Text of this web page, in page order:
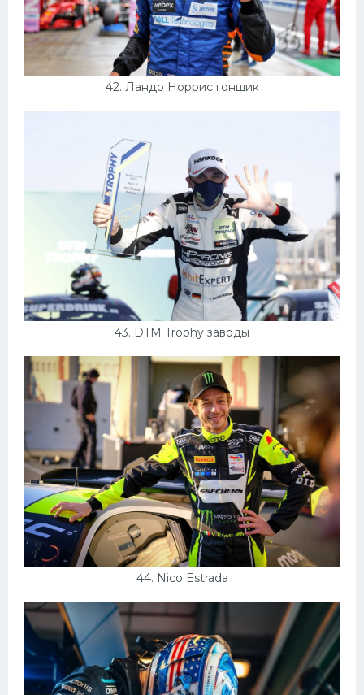
42. Ландо Норрис гонщик
43. DTM Trophy заводы
44. Nico Estrada